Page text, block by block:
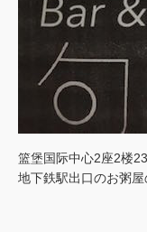
篮堡国际中心2座2楼
地下鉄駅出口のお粥